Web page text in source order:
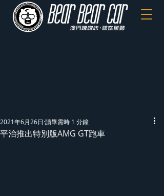
平治推出特別版AMG GT跑車
2021年6月26日 讀畢需時 1 分鐘